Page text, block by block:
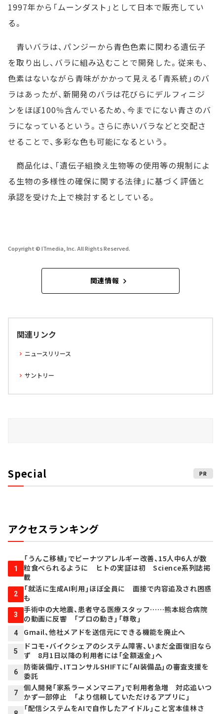
1997年から「ムーンダスト」として日本で販売してい
る。
青いバラは、パンジーから青色色素に関わる遺伝子
を取り出し、バラに組み込むことで開発した。従来も、
色素はないながら青味がかかって見える「青系統」のバ
ラはあったが、新開発のバラは花びらにデルフィニジ
ンをほぼ100％含んでいるため、今までにない青さのバ
ラになっているという。さらに赤いバラなどと交配さ
せることで、多彩な色も可能になるという。
商品化は、「遺伝子組換え生物等の使用等の規制によ
る生物の多様性の確保に関する法律」に基づく評価と
承認を受けた上で検討するとしている。
Copyright © ITmedia, Inc. All Rights Reserved.
関連情報
関連リンク
ニュースリリース
サントリー
Special PR
アクセスランキング
1
「うんこ移植」でピーナツアレルギー改善、15人中6人が数
粒食べられるように ヒトの実証は初 Science系列誌掲
載
2
「就活に生成AI利用」ほぼ全員に 面接で内容追及され困惑
も
3
手術中の大地震、患者守る医療スタッフ……熊本総合病院
の動画に反響 「プロの動き」「尊敬」
4 Gmail、他社メアドを送信元にできる機能を廃止へ
5
ドコモ・バイクシェアのシステム障害、いまだ全面復旧なら
ず 8月1日以降の利用者には「全額返金」へ
6
防衛装備庁、ITコンサルSHIFTに「AI装備品」の審査支援を
委託
7
個人開発「家系ラーメンマニア」で利用者急増 対応追いつ
かず一部停止 「より信頼していただけるアプリに」
「配信システムをAIで自作したアイドル」こと宮本佳林さ